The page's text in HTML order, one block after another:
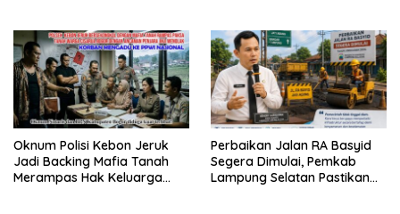
Oknum Polisi Kebon Jeruk
Jadi Backing Mafia Tanah
Merampas Hak Keluarga
Perbaikan Jalan RA Basyid
Segera Dimulai, Pemkab
Lampung Selatan Pastikan